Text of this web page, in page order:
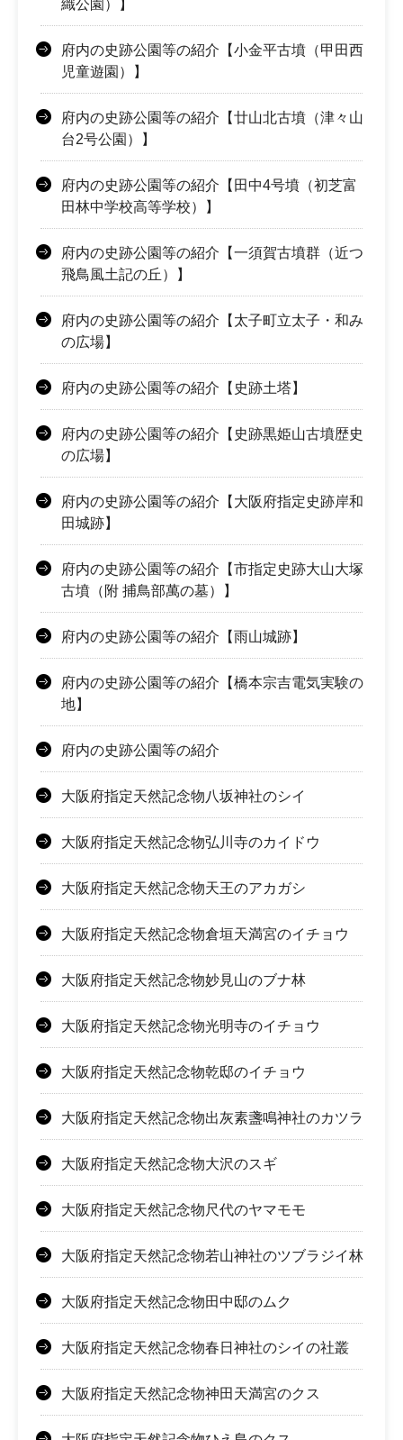
織公園）】
府内の史跡公園等の紹介【小金平古墳（甲田西
児童遊園）】
府内の史跡公園等の紹介【廿山北古墳（津々山
台2号公園）】
府内の史跡公園等の紹介【田中4号墳（初芝富
田林中学校高等学校）】
府内の史跡公園等の紹介【一須賀古墳群（近つ
飛鳥風土記の丘）】
府内の史跡公園等の紹介【太子町立太子・和み
の広場】
府内の史跡公園等の紹介【史跡土塔】
府内の史跡公園等の紹介【史跡黒姫山古墳歴史
の広場】
府内の史跡公園等の紹介【大阪府指定史跡岸和
田城跡】
府内の史跡公園等の紹介【市指定史跡大山大塚
古墳（附 捕鳥部萬の墓）】
府内の史跡公園等の紹介【雨山城跡】
府内の史跡公園等の紹介【橋本宗吉電気実験の
地】
府内の史跡公園等の紹介
大阪府指定天然記念物八坂神社のシイ
大阪府指定天然記念物弘川寺のカイドウ
大阪府指定天然記念物天王のアカガシ
大阪府指定天然記念物倉垣天満宮のイチョウ
大阪府指定天然記念物妙見山のブナ林
大阪府指定天然記念物光明寺のイチョウ
大阪府指定天然記念物乾邸のイチョウ
大阪府指定天然記念物出灰素盞鳴神社のカツラ
大阪府指定天然記念物大沢のスギ
大阪府指定天然記念物尺代のヤマモモ
大阪府指定天然記念物若山神社のツブラジイ林
大阪府指定天然記念物田中邸のムク
大阪府指定天然記念物春日神社のシイの社叢
大阪府指定天然記念物神田天満宮のクス